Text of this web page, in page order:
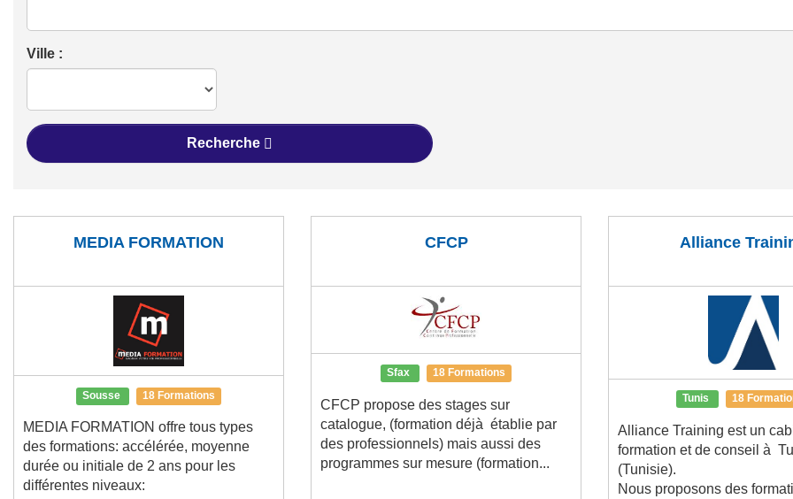
Ville :
Recherche
MEDIA FORMATION
Sousse 18 Formations
MEDIA FORMATION offre tous types
des formations: accélérée, moyenne
durée ou initiale de 2 ans pour les
différentes niveaux:
CFCP
Sfax 18 Formations
CFCP propose des stages sur
catalogue, (formation déjà établie par
des professionnels) mais aussi des
programmes sur mesure (formation...
Alliance
Tunis 18
Alliance Training est un
formation et de conseil à
(Tunisie).
Nous proposons des